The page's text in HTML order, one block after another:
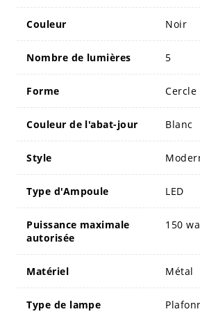
Couleur Noir
Nombre de lumières 5
Forme Cercle
Couleur de l'abat-jour Blanc
Style
Type d'Ampoule LED
Puissance maximale
autorisée
150
Matériel Métal
Type de lampe